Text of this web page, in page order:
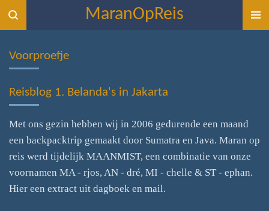
Ga
direct
de
MaranOpReis
Voorproefje
Reisblog 1. Belanda's in Jakarta
Met ons gezin hebben wij in 2006 gedurende een maand
een backpacktrip gemaakt door Sumatra en Java. Maran op
reis werd tijdelijk MAANMIST, een combinatie van onze
voornamen MA - rjos, AN - dré, MI - chelle & ST - ephan.
Hier een extract uit dagboek en mail.